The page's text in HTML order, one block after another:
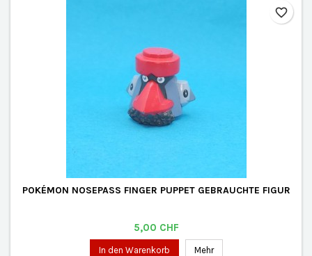
POKÉMON NOSEPASS FINGER PUPPET GEBRAUCHTE FIGUR
Preis
5,00 CHF
In den Warenkorb Mehr
favorite_border